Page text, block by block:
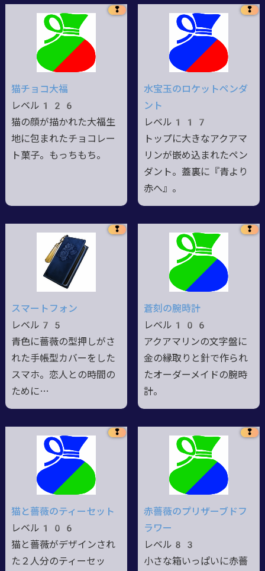
❢
猫チョコ大福
レベル126
猫の顔が描かれた大福生
地に包まれたチョコレー
ト菓子。もっちもち。
❢
水宝玉のロケットペンダ
ント
レベル117
トップに大きなアクアマ
リンが嵌め込まれたペン
ダント。蓋裏に『青より
赤へ』。
❢
スマートフォン
レベル75
青色に薔薇の型押しがさ
れた手帳型カバーをした
スマホ。恋人との時間の
ために…
❢
蒼刻の腕時計
レベル106
アクアマリンの文字盤に
金の縁取りと針で作られ
たオーダーメイドの腕時
計。
❢
猫と薔薇のティーセット
レベル106
猫と薔薇がデザインされ
た２人分のティーセッ
❢
赤薔薇のプリザーブドフ
ラワー
レベル83
小さな箱いっぱいに赤薔